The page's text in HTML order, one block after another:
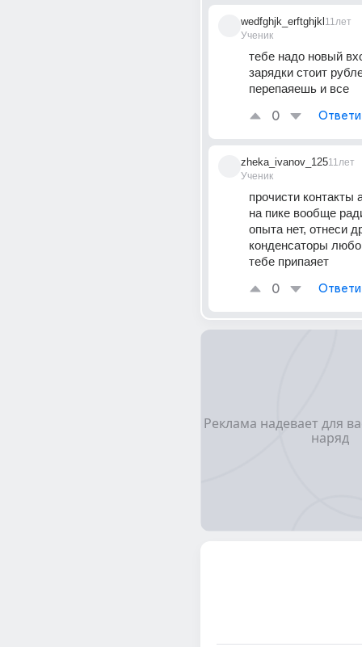
wedfghjk_erftghjkl
Ученик
11лет
тебе надо новый
зарядки стоит
перепаяешь и все
0
zheka_ivanov_125
Ученик
11лет
прочисти контакты
на пике вообще
опыта нет, отнеси
конденсаторы
тебе припаяет
0